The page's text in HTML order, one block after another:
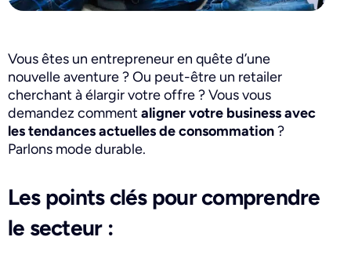
Vous êtes un entrepreneur en quête d’une
nouvelle aventure ? Ou peut-être un retailer
cherchant à élargir votre offre ? Vous vous
demandez comment aligner votre business avec
les tendances actuelles de consommation?
Parlons mode durable.
Les points clés pour comprendre
le secteur :